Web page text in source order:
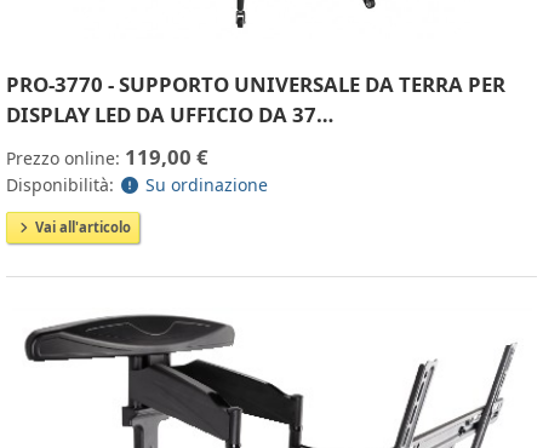
PRO-3770 - SUPPORTO UNIVERSALE DA TERRA PER
DISPLAY LED DA UFFICIO DA 37…
Prezzo online: 119,00 €
Disponibilità: Su ordinazione
Vai all'articolo